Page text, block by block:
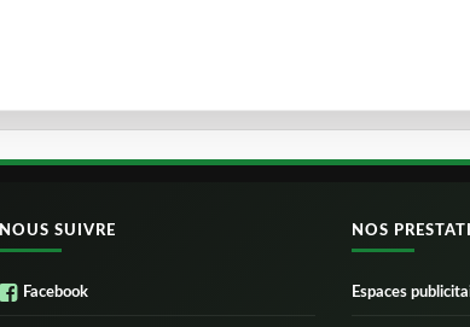
NOUS SUIVRE
Facebook
NOS
Espaces